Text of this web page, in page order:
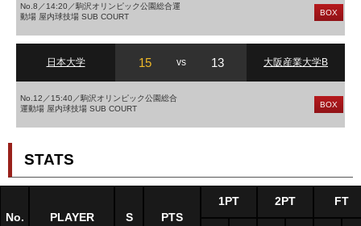
No.8／14:20／駒沢オリンピック公園総合運
動場 屋内球技場 SUB COURT
BOX
日本大学 15 vs 13 大阪産業大学B
No.12／15:40／駒沢オリンピック公園総合
運動場 屋内球技場 SUB COURT
BOX
STATS
No. PLAYER S PTS
1PT 2PT FT